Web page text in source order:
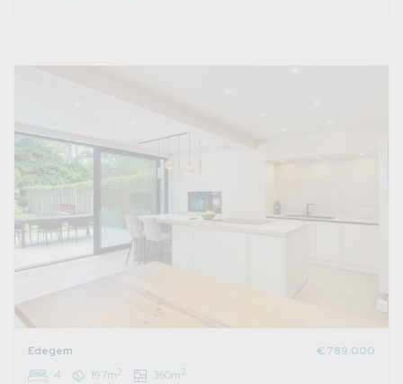
Edegem
€ 789.000
4
197m2 360m2